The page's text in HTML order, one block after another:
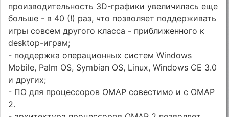
производительность 3D-графики увеличилась еще
больше - в 40 (!) раз, что позволяет поддерживать
игры совсем другого класса - приближенного к
desktop-играм;
- поддержка операционных систем Windows
Mobile, Palm OS, Symbian OS, Linux, Windows CE 3.0
и других;
- ПО для процессоров OMAP совестимо и с OMAP
2.